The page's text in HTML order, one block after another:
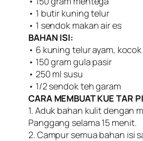
• 1 butir kuning telur
• 1 sendok makan air es
BAHAN ISI:
• 6 kuning telur ayam,
• 150 gram gula pasir
• 250 ml susu
• 1/2 sendok teh garam
CARA MEMBUAT KUE TAR
1. Aduk bahan kulit dengan
Panggang selama 15 menit.
2. Campur semua bahan isi